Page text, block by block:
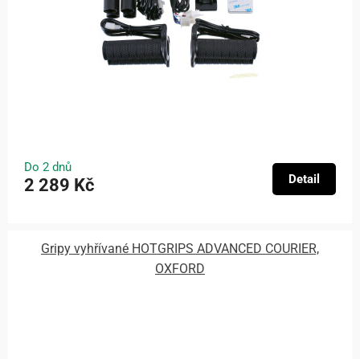
Do 2 dnů
2 289 Kč Detail
Gripy vyhřívané HOTGRIPS ADVANCED COURIER,
OXFORD